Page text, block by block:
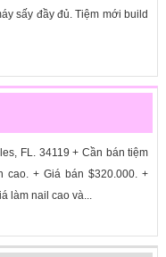
sấy đầy đủ. Tiệm mới build
FL. 34119 + Cần bán tiệm
cao. + Giá bán $320.000. +
làm nail cao và...